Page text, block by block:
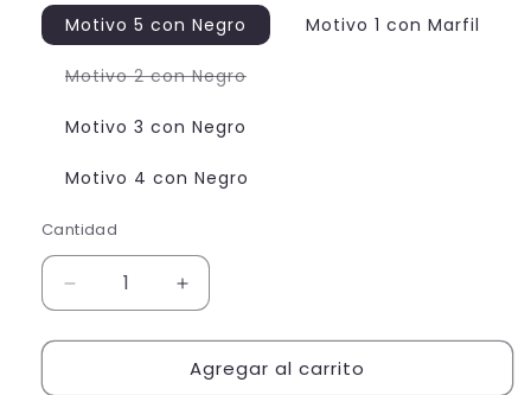
Motivo 5 con Negro Motivo 1 con Marfil
Motivo 2 con NegroVariante
Motivo 3 con Negro
Motivo 4 con Negro
Cantidad
Cantidad
Reducir
cantidad
para
Aumentar
cantidad
para
Chaqueta
Agregar al carrito